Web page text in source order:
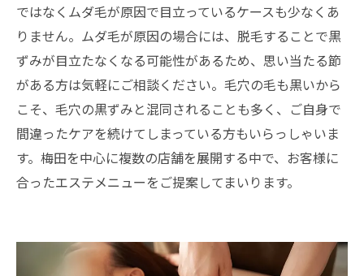
ではなくムダ毛が原因で目立っているケースも少なくあ
りません。ムダ毛が原因の場合には、脱毛することで黒
ずみが目立たなくなる可能性があるため、思い当たる節
がある方は気軽にご相談ください。毛穴の毛も黒いから
こそ、毛穴の黒ずみと混同されることも多く、ご自身で
間違ったケアを続けてしまっている方もいらっしゃいま
す。梅田を中心に複数の店舗を展開する中で、お客様に
合ったエステメニューをご提案してまいります。